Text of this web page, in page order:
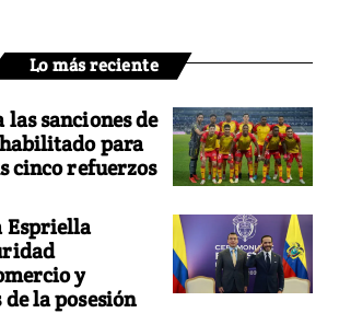
Lo más reciente
las sanciones de
para
cinco refuerzos
Espriella
y
la posesión